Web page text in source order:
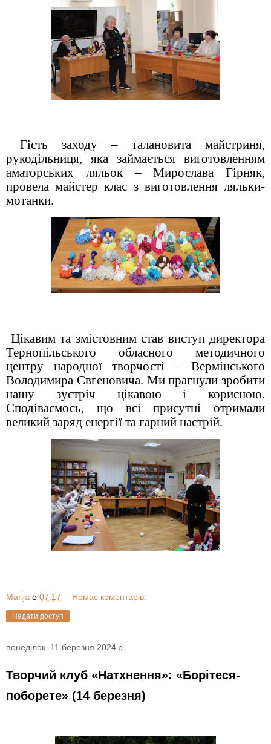
Гість заходу – талановита майстриня,
рукодільниця, яка займається виготовленням
аматорських ляльок – Мирослава Гірняк,
провела майстер клас з виготовлення ляльки-
мотанки.
Цікавим та змістовним став виступ директора
Тернопільського обласного методичного
центру народної творчості – Вермінського
Володимира Євгеновича. Ми прагнули зробити
нашу зустріч цікавою і корисною.
Сподіваємось, що всі присутні отримали
великий заряд енергії та гарний настрій.
Marija о 07:17 Немає коментарів:
Надати доступ
понеділок, 11 березня 2024 р.
Творчий клуб «Натхнення»: «Борітеся-
поборете» (14 березня)